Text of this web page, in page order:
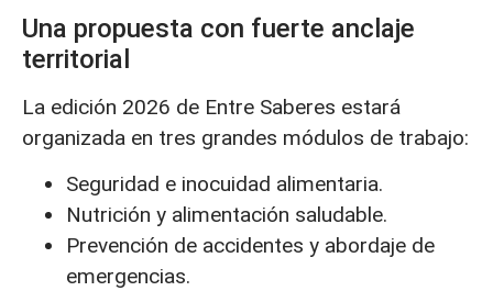
Una propuesta con fuerte anclaje
territorial
La edición 2026 de Entre Saberes estará
organizada en tres grandes módulos de trabajo:
Seguridad e inocuidad alimentaria.
Nutrición y alimentación saludable.
Prevención de accidentes y abordaje de
emergencias.